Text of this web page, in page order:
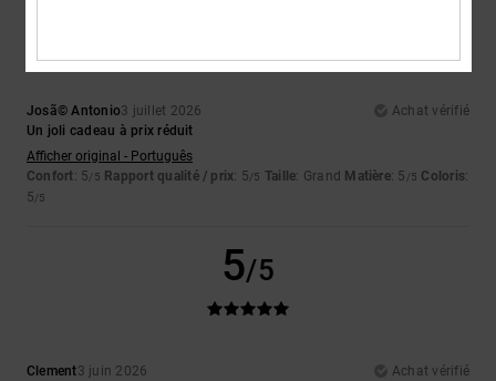
Josã© Antonio3 juillet 2026
Achat vérifié
Un joli cadeau à prix réduit
Afficher original - Português
Confort: 5/5 Rapport qualité / prix: 5/5 Taille: Grand Matière: 5 /5 Coloris:
5/5
5/5
Clement3 juin 2026
Achat vérifié